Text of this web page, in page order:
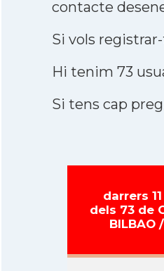
contacte
Si vols
Hi tenim 73
Si tens cap
darrers
dels 73 de
BILBAO